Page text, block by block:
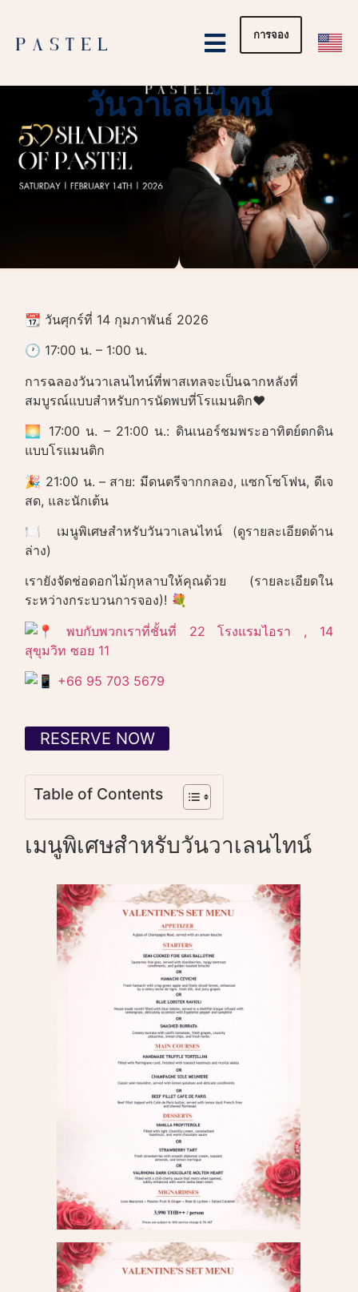
การจอง
วันวาเลนไทน์
📆 วันศุกร์ที่ 14 กุมภาพันธ์ 2026
🕐 17:00 น. – 1:00 น.
การฉลองวันวาเลนไทน์ที่พาสเทลจะเป็นฉากหลังที่
สมบูรณ์แบบสำหรับการนัดพบที่โรแมนติก❤️
🌅 17:00 น. – 21:00 น.: ดินเนอร์ชมพระอาทิตย์ตกดิน
แบบโรแมนติก
🎉 21:00 น. – สาย: มีดนตรีจากกลอง, แซกโซโฟน, ดีเจ
สด, และนักเต้น
🍽️ เมนูพิเศษสำหรับวันวาเลนไทน์ (ดูรายละเอียดด้าน
ล่าง)
เรายังจัดช่อดอกไม้กุหลาบให้คุณด้วย (รายละเอียดใน
ระหว่างกระบวนการจอง)! 💐
พบกับพวกเราที่ชั้นที่ 22 โรงแรมไอรา , 14
สุขุมวิท ซอย 11
+66 95 703 5679
RESERVE NOW
Table of Contents
เมนูพิเศษสำหรับวันวาเลนไทน์